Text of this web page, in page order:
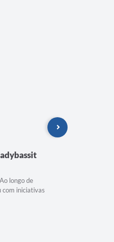
longo de
com iniciativas